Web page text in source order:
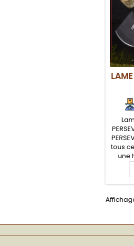
tous
une
à
un